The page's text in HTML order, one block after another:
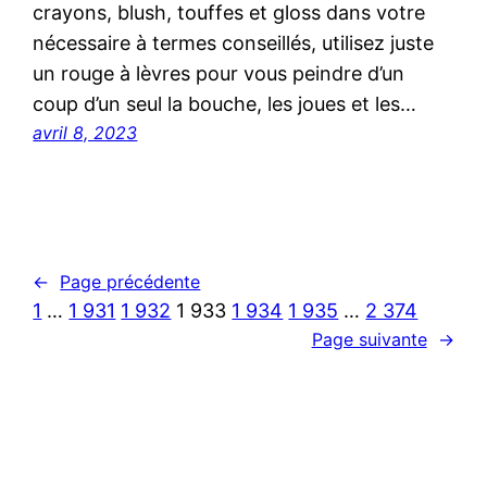
crayons, blush, touffes et gloss dans votre
nécessaire à termes conseillés, utilisez juste
un rouge à lèvres pour vous peindre d’un
coup d’un seul la bouche, les joues et les…
avril 8, 2023
← Page précédente
1 … 1 931 1 932 1 933 1 934 1 935 … 2 374
Page suivante →